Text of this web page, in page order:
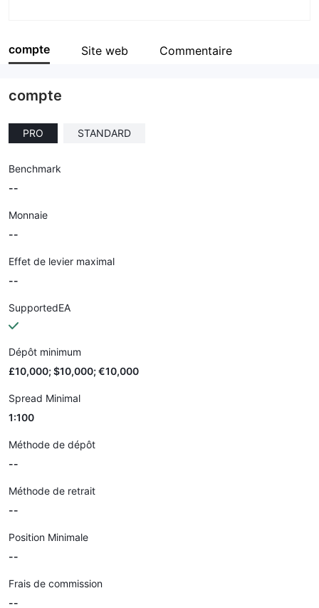
Société
compte Site web Commentaire
compte
PRO STANDARD
Benchmark
--
Monnaie
--
Effet de levier maximal
--
SupportedEA
Dépôt minimum
£10,000; $10,000; €10,000
Spread Minimal
1:100
Méthode de dépôt
--
Méthode de retrait
--
Position Minimale
--
Frais de commission
--